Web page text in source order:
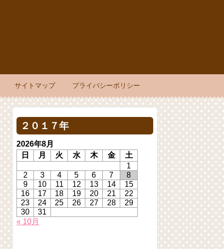
サイトマップ プライバシーポリシー
２０１７年
2026年8月
日
月 火 水 木 金
土
1
2
3 4 5 6 7
8
9
10 11 12 13 14
15
16
17 18 19 20 21
22
23
24 25 26 27 28
29
30
31
« 10月